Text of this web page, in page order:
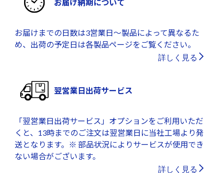
お届け納期について
お届けまでの日数は3営業日～製品によって異なるた
め、出荷の予定日は各製品ページをご覧ください。
詳しく見る
翌営業日出荷サービス
「翌営業日出荷サービス」オプションをご利用いただ
くと、13時までのご注文は翌営業日に当社工場より発
送となります。※ 部品状況によりサービスが使用でき
ない場合がございます。
詳しく見る